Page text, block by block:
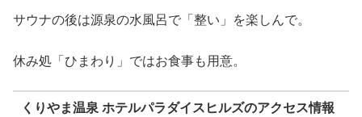
サウナの後は源泉の水風呂で「整い」を楽しんで。
休み処「ひまわり」ではお食事も用意。
くりやま温泉 ホテルパラダイスヒルズのアクセス情報